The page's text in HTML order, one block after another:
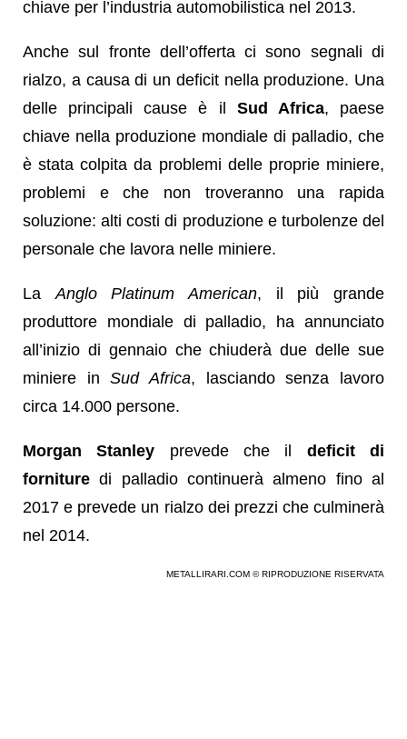
chiave per l’industria automobilistica nel 2013.
Anche sul fronte dell’offerta ci sono segnali di
rialzo, a causa di un deficit nella produzione. Una
delle principali cause è il Sud Africa, paese
chiave nella produzione mondiale di palladio, che
è stata colpita da problemi delle proprie miniere,
problemi e che non troveranno una rapida
soluzione: alti costi di produzione e turbolenze del
personale che lavora nelle miniere.
La Anglo Platinum American, il più grande
produttore mondiale di palladio, ha annunciato
all’inizio di gennaio che chiuderà due delle sue
miniere inSud Africa, lasciando senza lavoro
circa 14.000 persone.
Morgan Stanley prevede che il deficit di
forniture di palladio continuerà almeno fino al
2017 e prevede un rialzo dei prezzi che culminerà
nel 2014.
METALLIRARI.COM © RIPRODUZIONE RISERVATA